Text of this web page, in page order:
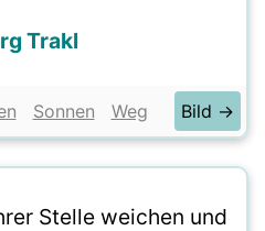
Trakl
Sonnen Weg Bild →
Stelle weichen und